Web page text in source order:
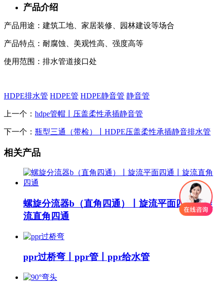
产品介绍
产品用途：建筑工地、家居装修、园林建设等场合
产品特点：耐腐蚀、美观性高、强度高等
使用范围：排水管道接口处
HDPE排水管 HDPE管 HDPE静音管 静音管
上一个： hdpe管帽丨压盖柔性承插静音管
下一个： 瓶型三通（带检）丨HDPE压盖柔性承插静音排水管
相关产品
螺旋分流器b（直角四通）丨旋流平面四通丨旋
流直角四通
ppr过桥弯丨ppr管丨ppr给水管